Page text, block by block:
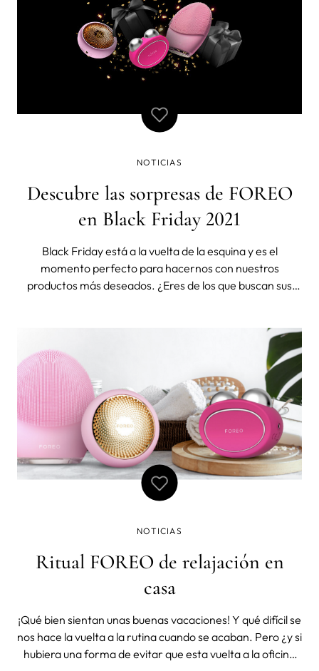
NOTICIAS
Descubre las sorpresas de FOREO
en Black Friday 2021
Black Friday está a la vuelta de la esquina y es el
momento perfecto para hacernos con nuestros
productos más deseados. ¿Eres de los que buscan sus
NOTICIAS
Ritual FOREO de relajación en
casa
¡Qué bien sientan unas buenas vacaciones! Y qué difícil se
nos hace la vuelta a la rutina cuando se acaban. Pero ¿y si
hubiera una forma de evitar que esta vuelta a la oficina